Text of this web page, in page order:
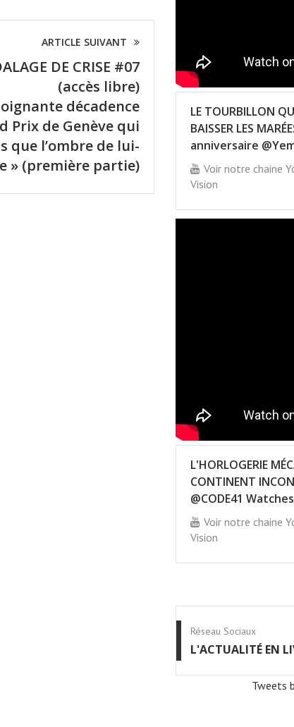
ARTICLE SUIVANT
DE CRISE #07
(accès libre)
décadence
Prix de Genève qui
que l’ombre de lui-
» (première partie)
LE TOURBILLON
BAISSER LES
anniversaire
Voir notre chaine
Vision
L'HORLOGERIE
CONTINENT
@CODE41
Voir notre chaine
Vision
Réseau Sociaux
L'ACTUALITÉ EN
Tweets